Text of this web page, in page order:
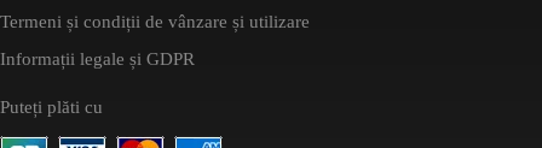
Termeni și condiții de vânzare și utilizare
Informații legale și GDPR
Puteți plăti cu